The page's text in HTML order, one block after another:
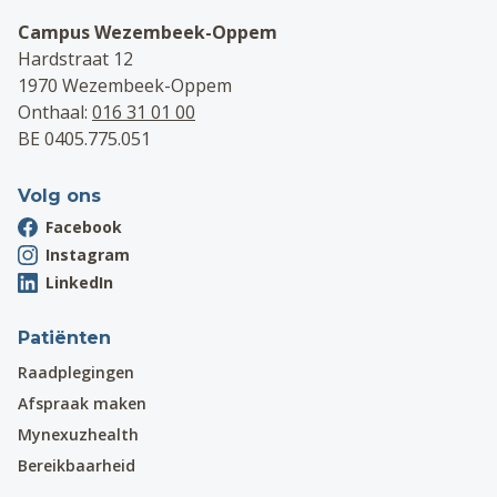
Campus Wezembeek-Oppem
Hardstraat 12
1970 Wezembeek-Oppem
Onthaal: 016 31 01 00
BE 0405.775.051
Volg ons
Facebook
Instagram
LinkedIn
Patiënten
Raadplegingen
Afspraak maken
Mynexuzhealth
Bereikbaarheid